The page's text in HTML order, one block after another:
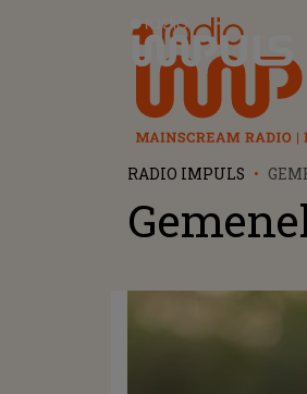
Radio Impuls
RADIO IMPULS